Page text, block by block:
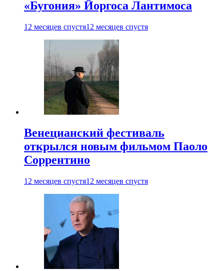
«Бугония» Йоргоса Лантимоса
12 месяцев спустя12 месяцев спустя
Венецианский фестиваль
открылся новым фильмом Паоло
Соррентино
12 месяцев спустя12 месяцев спустя